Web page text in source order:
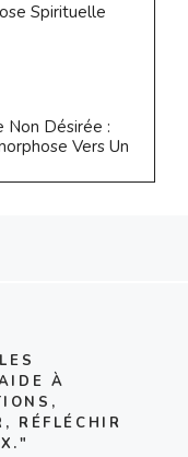
Spirituelle
Non Désirée :
Vers Un
À
RÉFLÉCHIR